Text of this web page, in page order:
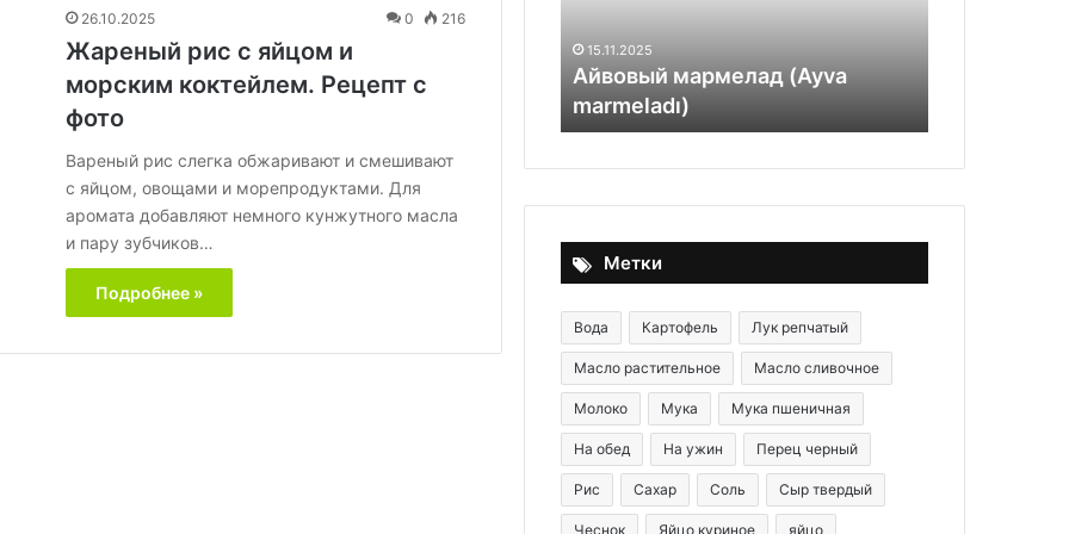
26.10.2025 0 216
Жареный рис с яйцом и
морским коктейлем. Рецепт с
фото
Вареный рис слегка обжаривают и смешивают
с яйцом, овощами и морепродуктами. Для
аромата добавляют немного кунжутного масла
и пару зубчиков…
Подробнее »
рулет с
рядом
ест
рассказал
о
Почему нам неприятно
слушать, когда кто-то рядом
ест — эксперт рассказал о
необычном явлении
15.11.2025
Айвовый мармелад (Ayva
marmeladı)
Метки
Вода Картофель Лук репчатый
Масло растительное Масло сливочное
Молоко Мука Мука пшеничная
На обед На ужин Перец черный
Рис Сахар Соль Сыр твердый
Чеснок Яйцо куриное яйцо